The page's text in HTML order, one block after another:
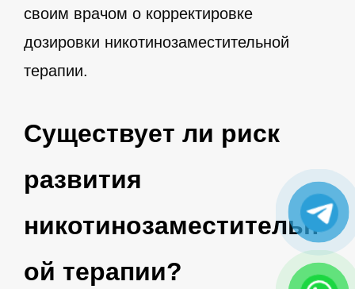
своим врачом о корректировке
дозировки никотинозаместительной
терапии.
Существует ли риск
развития
никотинозаместительн
ой терапии?